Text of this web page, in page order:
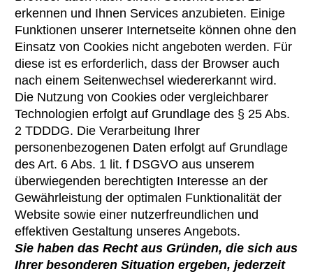
erkennen und Ihnen Services anzubieten. Einige
Funktionen unserer Internetseite können ohne den
Einsatz von Cookies nicht angeboten werden. Für
diese ist es erforderlich, dass der Browser auch
nach einem Seitenwechsel wiedererkannt wird.
Die Nutzung von Cookies oder vergleichbarer
Technologien erfolgt auf Grundlage des § 25 Abs.
2 TDDDG. Die Verarbeitung Ihrer
personenbezogenen Daten erfolgt auf Grundlage
des Art. 6 Abs. 1 lit. f DSGVO aus unserem
überwiegenden berechtigten Interesse an der
Gewährleistung der optimalen Funktionalität der
Website sowie einer nutzerfreundlichen und
effektiven Gestaltung unseres Angebots.
Sie haben das Recht aus Gründen, die sich aus
Ihrer besonderen Situation ergeben, jederzeit